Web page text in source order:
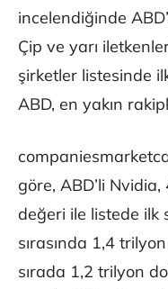
incelendiğinde
Çip ve yarı
şirketler listesinde
ABD, en yakın
göre, ABD’li
değeri ile listede ilk
sırasında 1,4
sırada 1,2 trilyon